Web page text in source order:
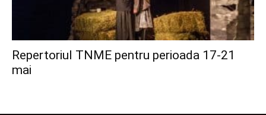
Repertoriul TNME pentru perioada 17-21
mai